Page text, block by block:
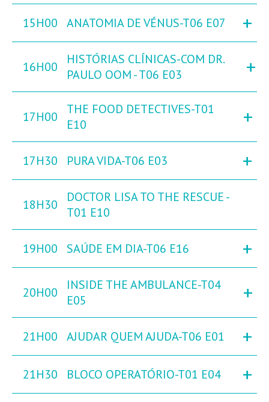
15H00 ANATOMIA DE VÉNUS-T06 E07 +
16H00
HISTÓRIAS CLÍNICAS-COM DR.
PAULO OOM - T06 E03
+
17H00
THE FOOD DETECTIVES-T01
E10
+
17H30 PURA VIDA-T06 E03 +
18H30
DOCTOR LISA TO THE RESCUE -
T01 E10
19H00 SAÚDE EM DIA-T06 E16 +
20H00
INSIDE THE AMBULANCE-T04
E05
+
21H00 AJUDAR QUEM AJUDA-T06 E01 +
21H30 BLOCO OPERATÓRIO-T01 E04 +